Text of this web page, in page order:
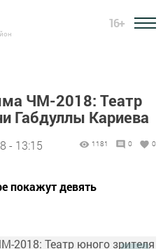
16+
ЧМ-2018: Театр
Габдуллы Кариева
- 13:15 1181 0 0
покажут девять